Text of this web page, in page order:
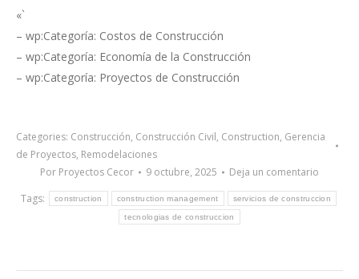
«`
– wp:Categoría: Costos de Construcción
– wp:Categoría: Economía de la Construcción
– wp:Categoría: Proyectos de Construcción
Categories: Construcción, Construcción Civil, Construction, Gerencia
de Proyectos, Remodelaciones
Por Proyectos Cecor 9 octubre, 2025
Deja un comentario
Tags:
construction construction management servicios de construccion
tecnologias de construccion